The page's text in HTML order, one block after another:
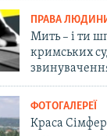
ПРАВА
Мить – і ти
кримських
ФОТОГАЛЕРЕЇ
Краса